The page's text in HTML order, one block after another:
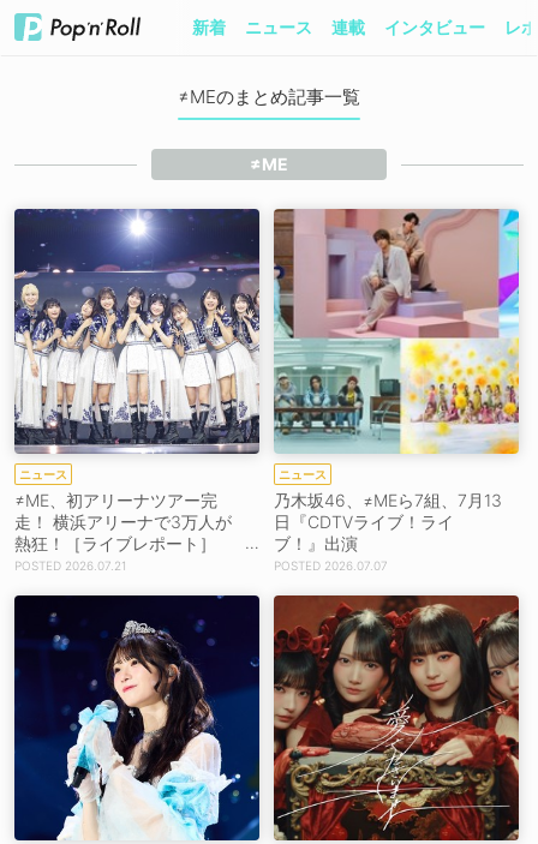
新着 ニュース 連載 インタビュー レ
≠MEのまとめ記事一覧
≠ME
ニュース
≠ME、初アリーナツアー完
走！ 横浜アリーナで3万人が
熱狂！［ライブレポート］
【コメントあり】
2026.07.21
ニュース
乃木坂46、≠MEら7組、7月13
日『CDTVライブ！ライ
ブ！』出演
2026.07.07